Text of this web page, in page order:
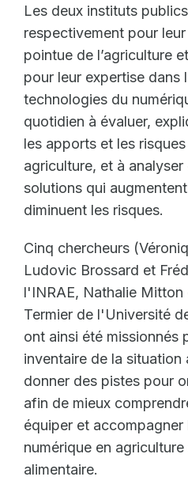
Les deux instituts
respectivement pour
pointue de l’agriculture
pour leur expertise dans
technologies du
quotidien à évaluer,
les apports et les
agriculture, et à
solutions qui
diminuent les risques.
Cinq chercheurs
Ludovic Brossard et
l'INRAE, Nathalie
Termier de l'Université
ont ainsi été missionnés
inventaire de la situation
donner des pistes pour
afin de mieux
équiper et
numérique en
alimentaire.